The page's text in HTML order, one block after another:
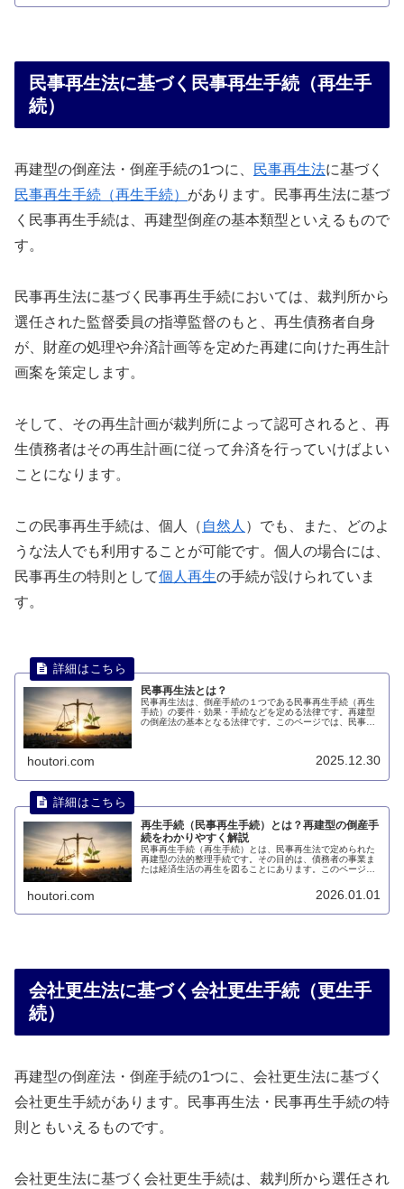
民事再生法に基づく民事再生手続（再生手
続）
再建型の倒産法・倒産手続の1つに、 民事再生法に基づく
民事再生手続（再生手続） があります。民事再生法に基づ
く民事再生手続は、再建型倒産の基本類型といえるもので
す。
民事再生法に基づく民事再生手続においては、裁判所から
選任された監督委員の指導監督のもと、再生債務者自身
が、財産の処理や弁済計画等を定めた再建に向けた再生計
画案を策定します。
そして、その再生計画が裁判所によって認可されると、再
生債務者はその再生計画に従って弁済を行っていけばよい
ことになります。
この民事再生手続は、個人（ 自然人 ）でも、また、どのよ
うな法人でも利用することが可能です。個人の場合には、
民事再生の特則として個人再生の手続が設けられていま
す。
民事再生法とは？
民事再生法は、倒産手続の１つである民事再生手続（再生
手続）の要件・効果・手続などを定める法律です。再建型
の倒産法の基本となる法律です。このページでは、民事再
houtori.com 2025.12.30
再生手続（民事再生手続）とは？再建型の倒産手
続をわかりやすく解説
民事再生手続（再生手続）とは、民事再生法で定められた
再建型の法的整理手続です。その目的は、債務者の事業ま
たは経済生活の再生を図ることにあります。このページで
houtori.com 2026.01.01
会社更生法に基づく会社更生手続（更生手
続）
再建型の倒産法・倒産手続の1つに、会社更生法に基づく
会社更生手続があります。民事再生法・民事再生手続の特
則ともいえるものです。
会社更生法に基づく会社更生手続は、裁判所から選任され